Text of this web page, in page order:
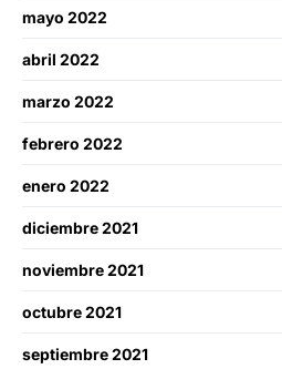
mayo 2022
abril 2022
marzo 2022
febrero 2022
enero 2022
diciembre 2021
noviembre 2021
octubre 2021
septiembre 2021